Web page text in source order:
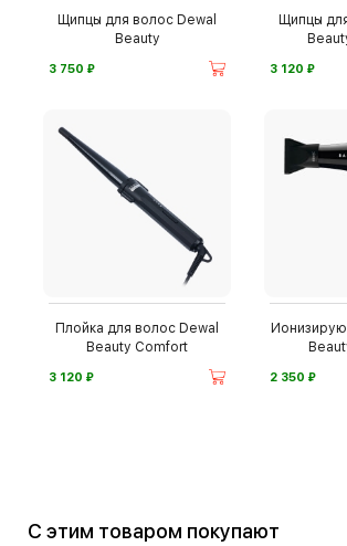
Щипцы для волос Dewal
Beauty
3 750 ⃏
Щипцы
3 120 ⃏
Плойка для волос Dewal
Beauty Comfort
3 120 ⃏ 2 350 ⃏
С этим товаром покупают